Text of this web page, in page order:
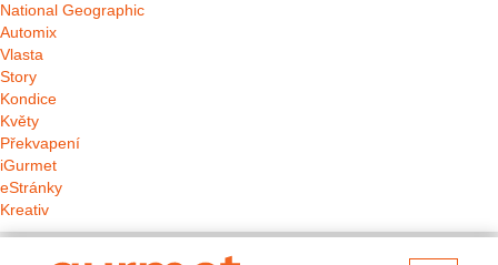
National Geographic
Automix
Vlasta
Story
Kondice
Květy
Překvapení
iGurmet
eStránky
Kreativ